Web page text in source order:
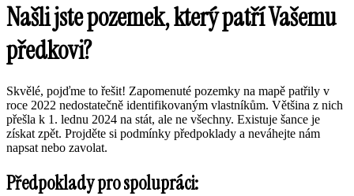
Našli jste pozemek, který patří Vašemu
předkovi?
Skvělé, pojďme to řešit! Zapomenuté pozemky na mapě patřily v
roce 2022 nedostatečně identifikovaným vlastníkům. Většina z nich
přešla k 1. lednu 2024 na stát, ale ne všechny. Existuje šance je
získat zpět. Projděte si podmínky předpoklady a neváhejte nám
napsat nebo zavolat.
Předpoklady pro spolupráci: